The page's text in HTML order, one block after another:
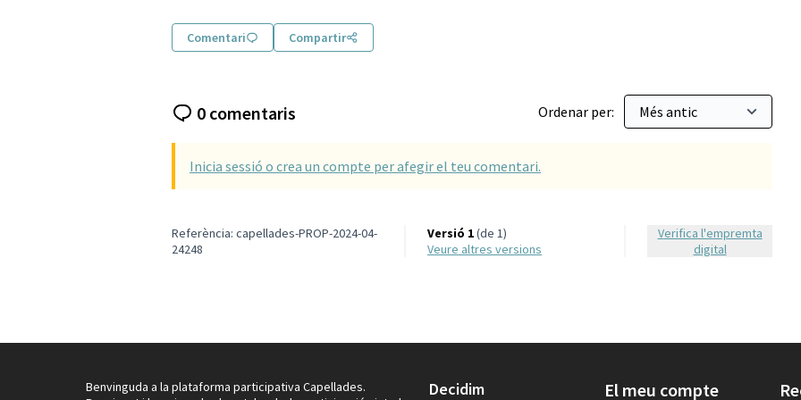
Comentari Compartir
0 comentaris Ordenar per:
Inicia sessió o crea un compte per afegir el teu comentari.
Referència: capellades-PROP-2024-04-
24248
Versió 1(de 1)
veure altres versions
Verifica l'empremta
digital
Benvinguda a la plataforma participativa Capellades.
Decidim El meu compte